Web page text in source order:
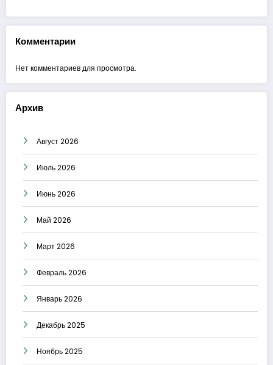
Комментарии
Нет комментариев для просмотра.
Архив
Август 2026
Июль 2026
Июнь 2026
Май 2026
Март 2026
Февраль 2026
Январь 2026
Декабрь 2025
Ноябрь 2025